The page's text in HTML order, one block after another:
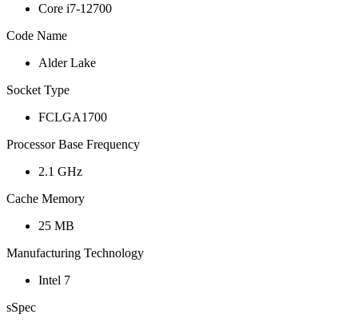
Core i7-12700
Code Name
Alder Lake
Socket Type
FCLGA1700
Processor Base Frequency
2.1 GHz
Cache Memory
25 MB
Manufacturing Technology
Intel 7
sSpec